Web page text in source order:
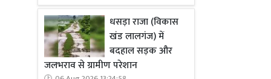
धसड़ा राजा (विकास
खंड लालगंज) में
बदहाल सड़क और
जलभराव से ग्रामीण परेशान